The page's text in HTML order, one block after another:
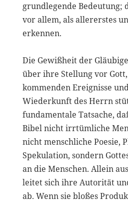
grundlegende Bedeutung;
vor allem, als allererstes
erkennen.
Die Gewißheit der
über ihre Stellung vor
kommenden Ereignisse
Wiederkunft des Herrn
fundamentale Tatsache,
Bibel nicht irrtümliche
nicht menschliche Poesie,
Spekulation, sondern
an die Menschen. Allein
leitet sich ihre Autorität
ab. Wenn sie bloßes